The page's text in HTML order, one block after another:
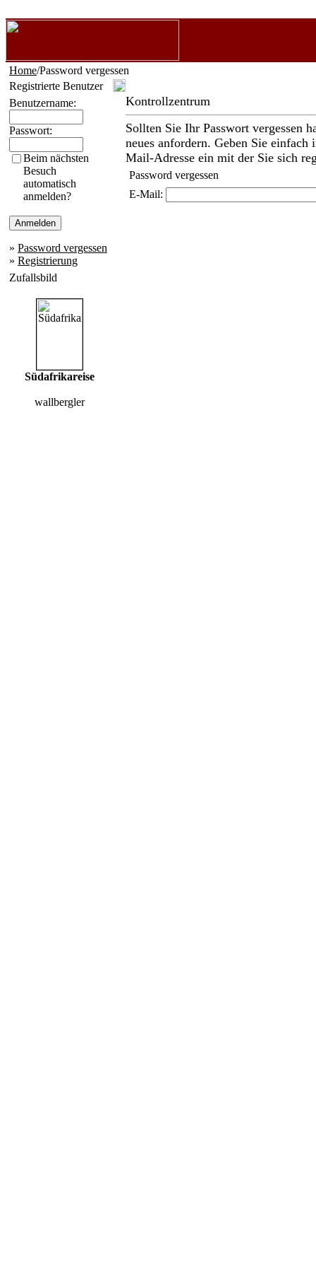
Home/Password vergessen
Registrierte Benutzer
Benutzername:
Passwort:
Beim nächsten
Besuch
automatisch
anmelden?
» Password vergessen
» Registrierung
Zufallsbild
Südafrikareise
wallbergler
Kontrollzentrum
Sollten Sie Ihr Passwort vergessen
neues anfordern. Geben Sie
Mail-Adresse ein mit der Sie sich
Password vergessen
E-Mail: